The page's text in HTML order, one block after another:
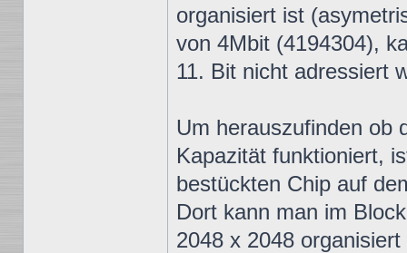
organisiert ist
von 4Mbit (4194304),
11. Bit nicht adressiert
Um herauszufinden ob
Kapazität funktioniert,
bestückten Chip auf
Dort kann man im
2048 x 2048